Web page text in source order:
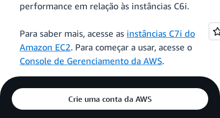
performance em relação às instâncias C6i.
Para saber mais, acesse as instâncias C7i do
Amazon EC2. Para começar a usar, acesse o
Console de Gerenciamento da AWS.
Crie uma conta da AWS